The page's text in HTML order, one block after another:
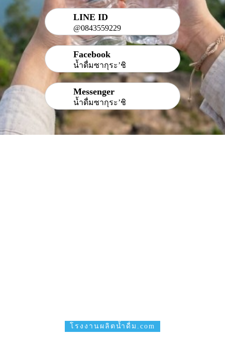
LINE ID
@0843559229
Facebook
น้ำดื่มซากุระ’ชิ
Messenger
น้ำดื่มซากุระ’ชิ
โรงงานผลิตน้ำดื่ม.com